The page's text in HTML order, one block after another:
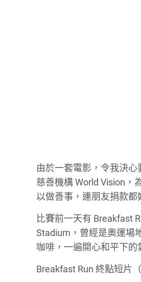
由於一套電影，令我決
慈善機構 World Vision，
以做善事，連朋友捐款
比賽前一天有 Breakfast
Stadium，曾經是奧運場
咖啡，一遍開心和平下
Breakfast Run 終點短片